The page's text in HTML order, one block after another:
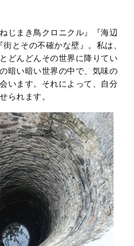
じまき鳥クロニクル』『海辺
とその不確かな壁』。私は、
どんどんその世界に降りてい
暗い暗い世界の中で、気味の
います。それによって、自分
られます。